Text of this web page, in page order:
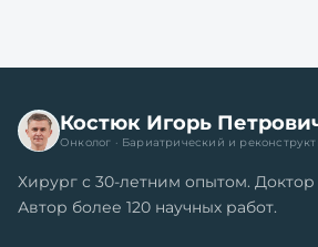
Костюк Игорь
Онколог · Бариатрический и
Хирург с 30-летним опытом.
Автор более 120 научных работ.